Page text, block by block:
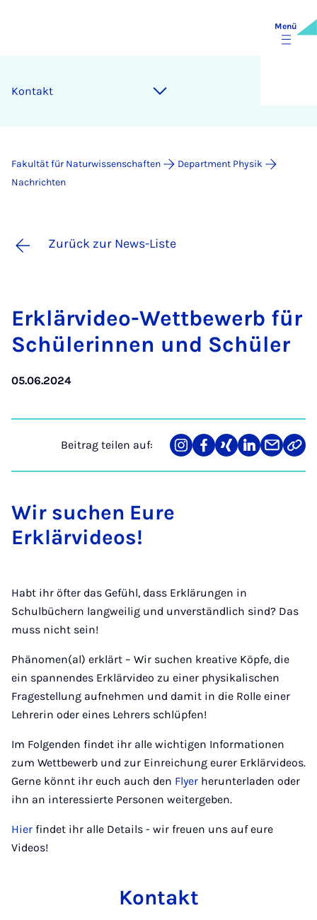
Menü
Kontakt
Fakultät für Naturwissenschaften
Department Physik
Nachrichten
Zurück zur News-Liste
Er­klär­vi­deo-Wett­be­werb für
Schü­le­rin­nen und Schü­ler
05.06.2024
Beitrag teilen auf:
Teilen
auf
Teilen
auf
Teilen
auf
Teilen
auf
Teilen
über
Link
Wir suchen Eure
Erklärvideos!
Habt ihr öfter das Gefühl, dass Erklärungen in
Schulbüchern langweilig und unverständlich sind? Das
muss nicht sein!
Phänomen(al) erklärt – Wir suchen kreative Köpfe, die
ein spannendes Erklärvideo zu einer physikalischen
Fragestellung aufnehmen und damit in die Rolle einer
Lehrerin oder eines Lehrers schlüpfen!
Im Folgenden findet ihr alle wichtigen Informationen
zum Wettbewerb und zur Einreichung eurer Erklärvideos.
Gerne könnt ihr euch auch den Flyer herunterladen oder
ihn an interessierte Personen weitergeben.
Hier findet ihr alle Details - wir freuen uns auf eure
Videos!
Kontakt